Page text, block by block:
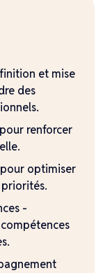
et mise
des
renforcer
optimiser
-